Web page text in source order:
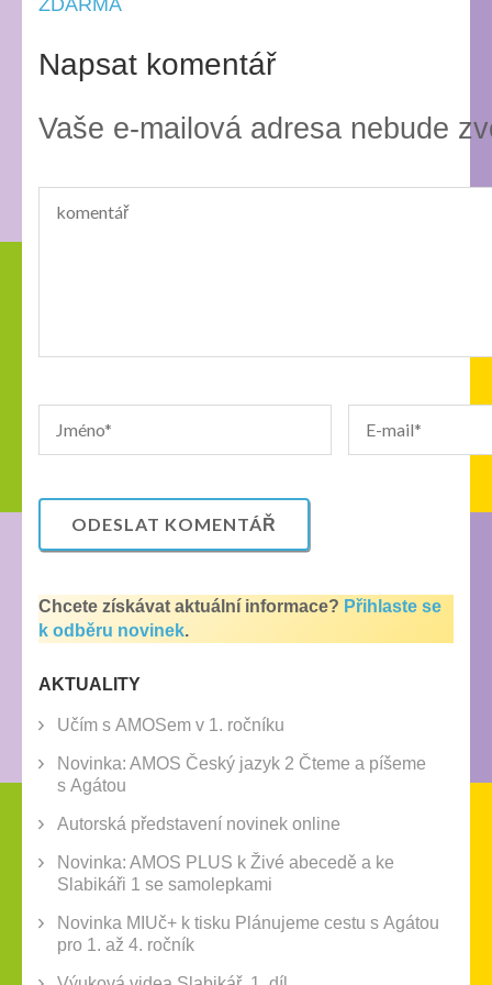
ZDARMA
Napsat komentář
Vaše e-mailová adresa nebude
Chcete získávat aktuální informace? Přihlaste se
k odběru novinek.
AKTUALITY
Učím s AMOSem v 1. ročníku
Novinka: AMOS Český jazyk 2 Čteme a píšeme
s Agátou
Autorská představení novinek online
Novinka: AMOS PLUS k Živé abecedě a ke
Slabikáři 1 se samolepkami
Novinka MIUč+ k tisku Plánujeme cestu s Agátou
pro 1. až 4. ročník